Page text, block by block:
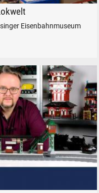
Eisenbahnmuseum